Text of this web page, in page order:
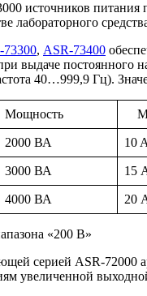
источников питания
лабораторного
73300, ASR-73400
выдаче постоянного
40…999,9 Гц).
Мощность
2000 ВА 10
3000 ВА 15
4000 ВА 20
«200 В»
серией ASR-72000
увеличенной